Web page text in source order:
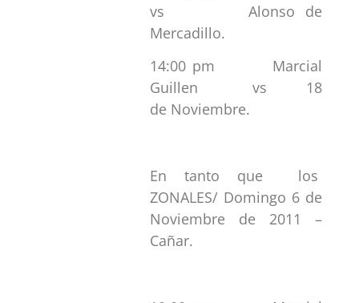
vs Alonso de
Mercadillo.
14:00 pm Marcial
Guillen vs 18
de Noviembre.
En tanto que los
ZONALES/ Domingo 6 de
Noviembre de 2011 –
Cañar.